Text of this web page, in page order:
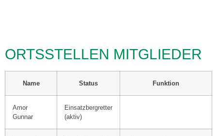
ORTSSTELLEN MITGLIEDER
Name Status Funktion
Amor
Gunnar
Einsatzbergretter
(aktiv)